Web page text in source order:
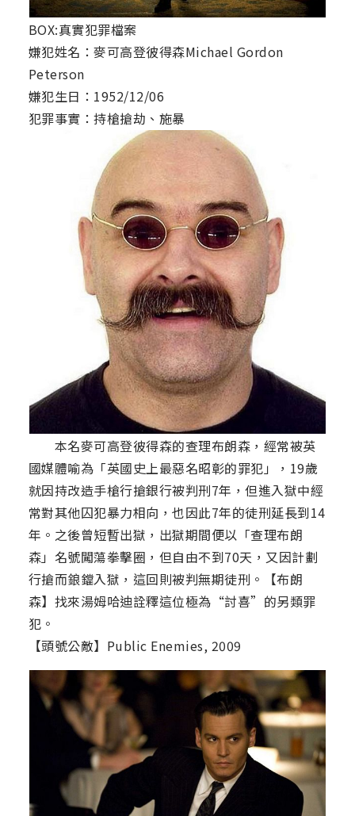
BOX:真實犯罪檔案
嫌犯姓名：麥可高登彼得森Michael Gordon
Peterson
嫌犯生日：1952/12/06
犯罪事實：持槍搶劫、施暴
本名麥可高登彼得森的查理布朗森，經常被英
國媒體喻為「英國史上最惡名昭彰的罪犯」，19歲
就因持改造手槍行搶銀行被判刑7年，但進入獄中經
常對其他囚犯暴力相向，也因此7年的徒刑延長到14
年。之後曾短暫出獄，出獄期間便以「查理布朗
森」名號闖蕩拳擊圈，但自由不到70天，又因計劃
行搶而鋃鐺入獄，這回則被判無期徒刑。【布朗
森】找來湯姆哈迪詮釋這位極為“討喜”的另類罪
犯。
【頭號公敵】Public Enemies, 2009